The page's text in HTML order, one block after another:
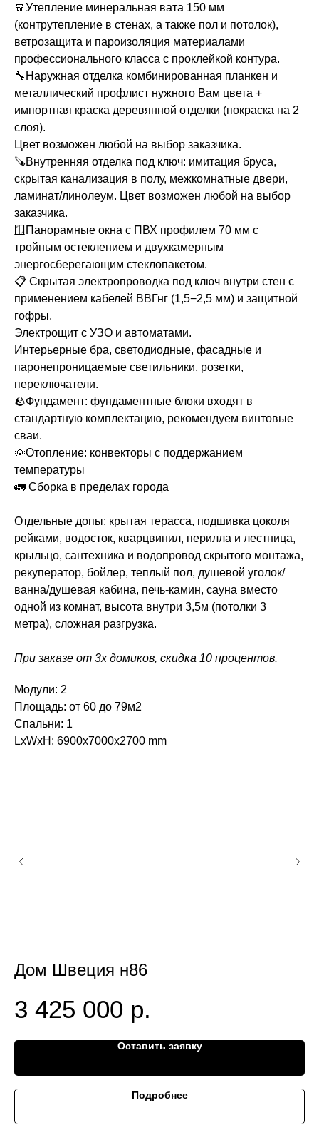
🧣Утепление минеральная вата 150 мм
(контрутепление в стенах, а также пол и потолок),
ветрозащита и пароизоляция материалами
профессионального класса с проклейкой контура.
🔧Наружная отделка комбинированная планкен и
металлический профлист нужного Вам цвета +
импортная краска деревянной отделки (покраска на 2
слоя).
Цвет возможен любой на выбор заказчика.
🪚Внутренняя отделка под ключ: имитация бруса,
скрытая канализация в полу, межкомнатные двери,
ламинат/линолеум. Цвет возможен любой на выбор
заказчика.
🪟Панорамные окна с ПВХ профилем 70 мм с
тройным остеклением и двухкамерным
энергосберегающим стеклопакетом.
📋 Скрытая электропроводка под ключ внутри стен с
применением кабелей ВВГнг (1,5−2,5 мм) и защитной
гофры.
Электрощит с УЗО и автоматами.
Интерьерные бра, светодиодные, фасадные и
паронепроницаемые светильники, розетки,
переключатели.
🪨Фундамент: фундаментные блоки входят в
стандартную комплектацию, рекомендуем винтовые
сваи.
🌞Отопление: конвекторы с поддержанием
температуры
🚛 Сборка в пределах города
Отдельные допы: крытая терасса, подшивка цоколя
рейками, водосток, кварцвинил, перилла и лестница,
крыльцо, сантехника и водопровод скрытого монтажа,
рекуператор, бойлер, теплый пол, душевой уголок/
ванна/душевая кабина, печь-камин, сауна вместо
одной из комнат, высота внутри 3,5м (потолки 3
метра), сложная разгрузка.
При заказе от 3х домиков, скидка 10 процентов.
Модули: 2
Площадь: от 60 до 79м2
Спальни: 1
LxWxH: 6900x7000x2700 mm
Дом Швеция н86
3 425 000 р.
Оставить заявку
Подробнее